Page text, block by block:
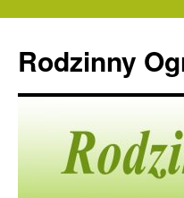
Rodzinny